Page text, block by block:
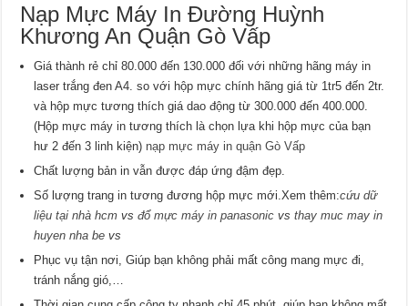
Nạp Mực Máy In Đường Huỳnh
Khương An Quận Gò Vấp
Giá thành rẻ chỉ 80.000 đến 130.000 đối với những hãng máy in
laser trắng đen A4. so với hộp mực chính hãng giá từ 1tr5 đến 2tr.
và hộp mực tương thích giá dao động từ 300.000 đến 400.000.
(Hộp mực máy in tương thích là chọn lựa khi hộp mực của bạn
hư 2 đến 3 linh kiện) nạp mực máy in quận Gò Vấp
Chất lượng bản in vẫn được đáp ứng đậm đẹp.
Số lượng trang in tương đương hộp mực mới.Xem thêm:cứu dữ
liệu tại nhà hcm vsđổ mực máy in panasonic vsthay muc may in
huyen nha be vs
Phục vụ tận nơi, Giúp bạn không phải mất công mang mực đi,
tránh nắng gió,…